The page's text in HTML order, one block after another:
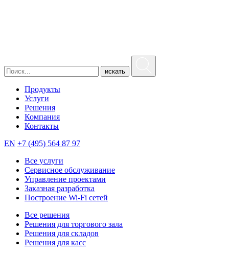
искать
Продукты
Услуги
Решения
Компания
Контакты
EN +7 (495) 564 87 97
Все услуги
Сервисное обслуживание
Управление проектами
Заказная разработка
Построение Wi-Fi сетей
Все решения
Решения для торгового зала
Решения для складов
Решения для касс